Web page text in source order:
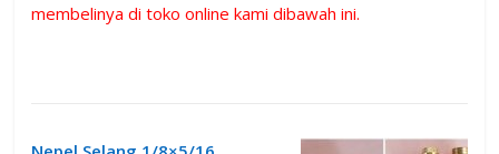
membelinya di toko online kami dibawah ini.